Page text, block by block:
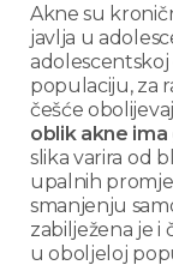
Akne su
javlja u
populaciju, za
češće
oblik akne
slika varira od
upalnih
smanjenju
zabilježena je i
u oboljeloj